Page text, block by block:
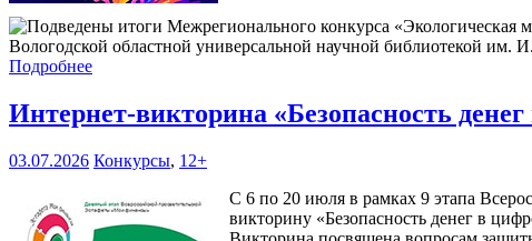
Вологодской областной универсальной научной библиотекой им.
Подробнее
Интернет-викторина «Безопасность
03.07.2026 Конкурсы, 12+
С 6 по 20 июля в рамках 9 этапа
викторину «Безопасность денег в